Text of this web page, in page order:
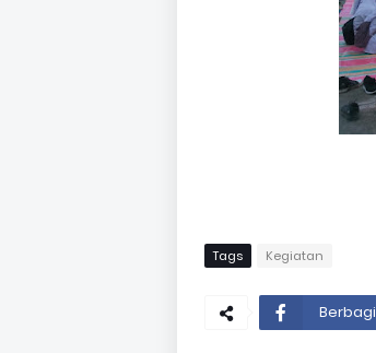
Tags Kegiatan
Berbagi